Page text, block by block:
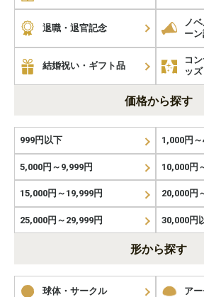
退職・退官記念
ノ
ー
結婚祝い・ギフト品
コ
ッズ
価格から探す
999円以下 1,000円
5,000円～9,999円 10,000円
15,000円～19,999円 20,000円
25,000円～29,999円 30,000円
形から探す
球体・サークル ア